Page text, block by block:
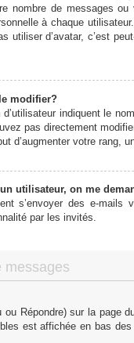
nombre de messages
à chaque
d’avatar, c’est
modifier?
indiquent le
pas directement
d’augmenter votre rang,
utilisateur, on me
s’envoyer des e-
par les invités.
messages
ou Répondre) sur la page
est affichée en bas